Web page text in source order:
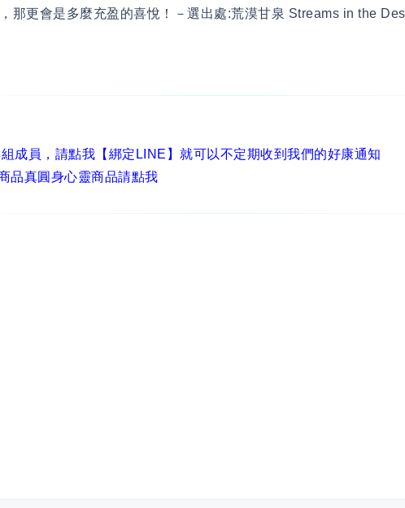
那更會是多麼充盈的喜悅！－選出處:荒漠甘泉 Streams in the
成員， 請點我【綁定LINE】 就可以不定期收到我們的好康通知
品真圓身心靈商品請點我